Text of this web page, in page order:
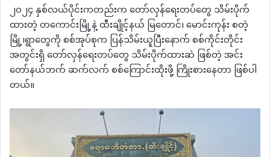
၂၀၂၄ နှစ်လယ်ပိုင်းကတည်းက တော်လှန်ရေးတပ်တွေ သိမ်းပိုက်
ထားတဲ့ တကောင်းမြို့နဲ့ ထီးချိုင့်နယ် မြတောင်၊ မောင်းကုန်း စတဲ့
မြို့၊ရွာတွေကို စစ်အုပ်စုက ပြန်သိမ်းယူပြီးနောက် စစ်ကိုင်းတိုင်း
အတွင်းရှိ တော်လှန်ရေးတပ်တွေ သိမ်းပိုက်ထားဆဲ ဖြစ်တဲ့ အင်း
တော်နယ်ဘက် ဆက်လက် စစ်ကြောင်းထိုးဖို့ ကြိုးစားနေတာ ဖြစ်ပါ
တယ်။